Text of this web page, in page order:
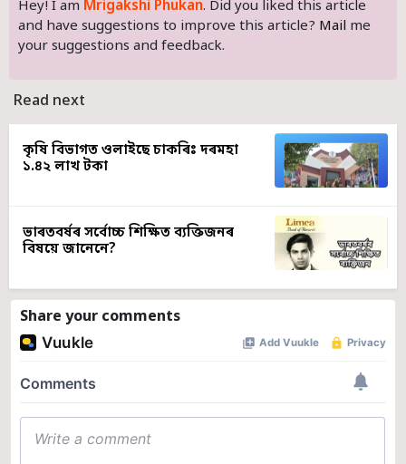
Hey! I am Mrigakshi Phukan. Did you liked this article
and have suggestions to improve this article? Mail me
your suggestions and feedback.
Read next
কৃষি বিভাগত ওলাইছে চাকৰিঃ দৰমহা
১.৪২ লাখ টকা
ভাৰতবৰ্ষৰ সৰ্বোচ্চ শিক্ষিত ব্যক্তিজনৰ
বিষয়ে জানেনে?
Share your comments